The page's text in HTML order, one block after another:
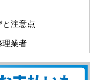
と注意点
理業者